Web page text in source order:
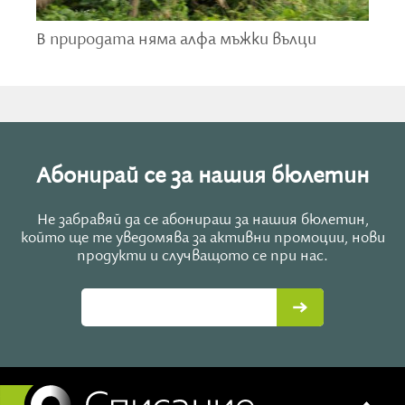
две момчета и по-голямото научи по-младото да
пие от чаша.“
историите за „вълчи деца“ са се предавали през
са регистрирани над 50 подобни случая.
В природата няма алфа мъжки вълци
Абонирай се за нашия бюлетин
Не забравяй да се абонираш за нашия бюлетин,
който ще те уведомява за активни промоции, нови
продукти и случващото се при нас.